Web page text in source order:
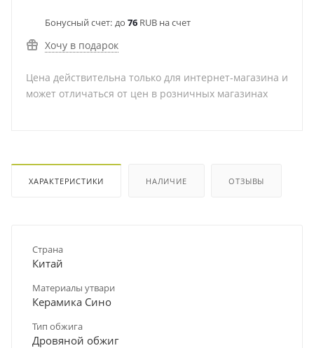
Бонусный счет: до 76 RUB на счет
Хочу в подарок
Цена действительна только для интернет-магазина и
может отличаться от цен в розничных магазинах
ХАРАКТЕРИСТИКИ НАЛИЧИЕ ОТЗЫВЫ
Страна
Китай
Материалы утвари
Керамика Сино
Тип обжига
Дровяной обжиг